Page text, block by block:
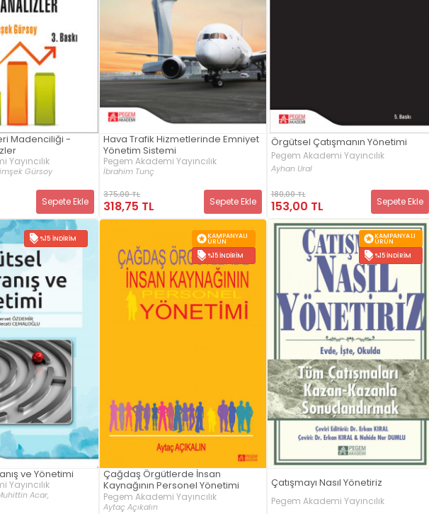
Madenciliği -
Yayıncılık
Gürsoy
Sepete Ekle
Hava Trafik Hizmetlerinde Emniyet
Yönetim Sistemi
Pegem Akademi Yayıncılık
İbrahim Tunç
375,00 TL
318,75 TL Sepete Ekle
Örgütsel Çatışmanın Yönetimi
Pegem Akademi Yayıncılık
Ayhan Ural
180,00 TL
153,00 TL Sepete Ekle
%15 İNDIRIM
ve Yönetimi
Yayıncılık
Acar,
KAMPANYALI
ÜRÜN
%15 İNDIRIM
Çağdaş Örgütlerde İnsan
Kaynağının Personel Yönetimi
Pegem Akademi Yayıncılık
Aytaç Açıkalın
KAMPANYALI
ÜRÜN
%15 İNDIRIM
Çatışmayı Nasıl Yönetiriz
Pegem Akademi Yayıncılık